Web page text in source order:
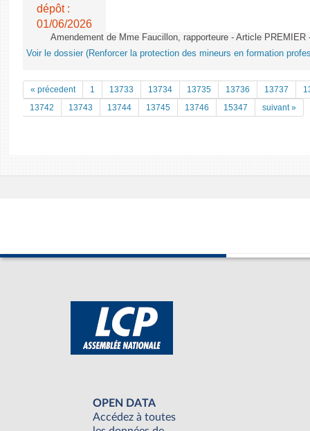
dépôt :
01/06/2026
Amendement de Mme Faucillon, rapporteure - Article PREMIER
Voir le dossier (Renforcer la protection des mineurs en formation
« précedent 1 13733 13734 13735 13736 13737
13742
13743 13744 13745 13746 15347 suivant »
OPEN DATA
Accédez à toutes